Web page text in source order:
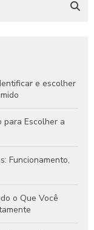
e escolher
para Escolher a
Funcionamento,
o Que Você